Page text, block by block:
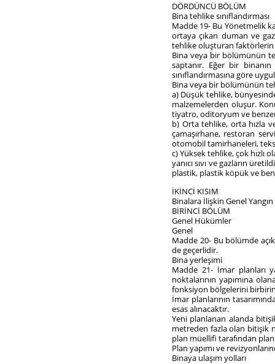
DÖRDÜNCÜ BÖLÜM
Bina tehlike sınıflandırması
Madde 19- Bu Yönetmelik
ortaya çıkan duman ve
tehlike oluşturan faktörlerin
Bina veya bir bölümünün
saptanır. Eğer bir
sınıflandırmasına göre
Bina veya bir bölümünün
a) Düşük tehlike,
malzemelerden oluşur.
tiyatro, oditoryum ve
b) Orta tehlike, orta hızla
çamaşırhane, restoran
otomobil tamirhaneleri,
c) Yüksek tehlike, çok hızlı
yanıcı sıvı ve gazların
plastik, plastik köpük ve
İKİNCİ KISIM
Binalara İlişkin Genel
BİRİNCİ BÖLÜM
Genel Hükümler
Genel
Madde 20- Bu bölümde
de geçerlidir.
Bina yerleşimi
Madde 21- İmar planları
noktalarının yapımına
fonksiyon bölgelerini
İmar planlarının
esas alınacaktır.
Yeni planlanan alanda
metreden fazla olan bitişik
plan müellifi tarafından
Plan yapımı ve
Binaya ulaşım yolları